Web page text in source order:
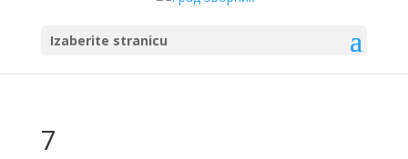
Izaberite stranicu
7